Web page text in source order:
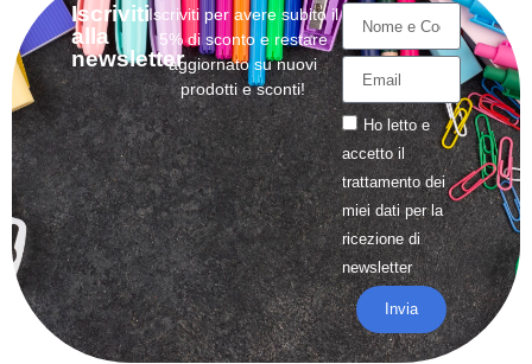
Iscriviti
alla
newsletter
Iscriviti per avere subito il
5% di sconto e restare
aggiornato su nuovi
prodotti e sconti!
Ho letto e
accetto il
trattamentodei
miei dati per la
ricezione di
newsletter
Invia